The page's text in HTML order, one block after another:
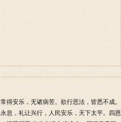
得安乐，无诸病苦。欲行恶法，皆悉不成。
息，礼让兴行，人民安乐，天下太平。四恩